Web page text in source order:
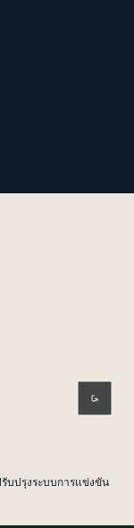
บปรุงระบบการแข่งขัน